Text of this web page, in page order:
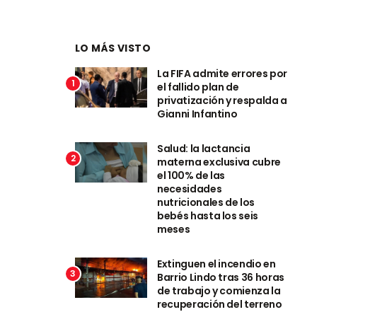
LO MÁS VISTO
1
La FIFA admite errores por
el fallido plan de
privatización y respalda a
Gianni Infantino
2
Salud: la lactancia
materna exclusiva cubre
el 100% de las
necesidades
nutricionales de los
bebés hasta los seis
meses
3
Extinguen el incendio en
Barrio Lindo tras 36 horas
de trabajo y comienza la
recuperación del terreno